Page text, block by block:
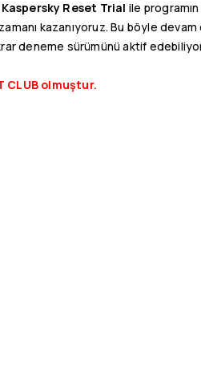
Kaspersky Reset Trial ile
kazanıyoruz. Bu böyle devam
deneme sürümünü aktif
CLUB olmuştur.